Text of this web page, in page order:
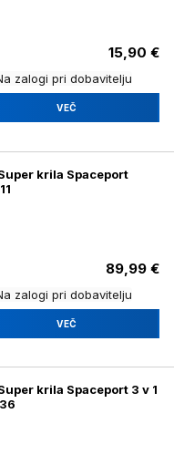
15,90 €
zalogi pri dobavitelju
VEČ
krila Spaceport
89,99 €
zalogi pri dobavitelju
VEČ
krila Spaceport 3 v 1